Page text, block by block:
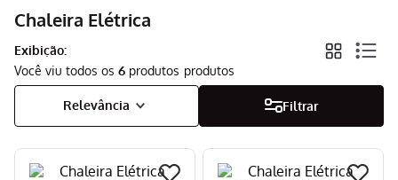
Chaleira Elétrica
Exibição:
Você viu todos os 6 produtos
Relevância Filtrar
º Panela Elétrica
10ºMultiprocessador